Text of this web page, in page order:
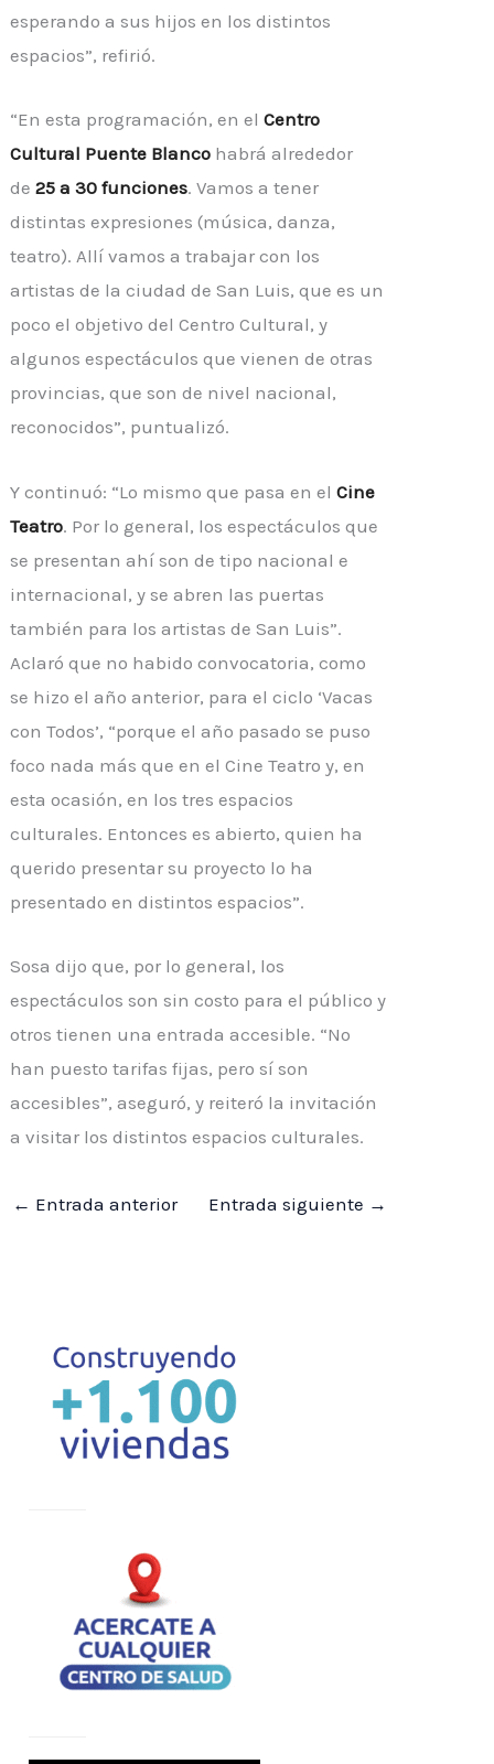
esperando a sus hijos en los distintos
espacios”, refirió.
“En esta programación, en elCentro
Cultural Puente Blanco habrá alrededor
de 25 a 30 funciones. Vamos a tener
distintas expresiones (música, danza,
teatro). Allí vamos a trabajar con los
artistas de la ciudad de San Luis, que es un
poco el objetivo del Centro Cultural, y
algunos espectáculos que vienen de otras
provincias, que son de nivel nacional,
reconocidos”, puntualizó.
Y continuó: “Lo mismo que pasa en elCine
Teatro. Por lo general, los espectáculos que
se presentan ahí son de tipo nacional e
internacional, y se abren las puertas
también para los artistas de San Luis”.
Aclaró que no habido convocatoria, como
se hizo el año anterior, para el ciclo ‘Vacas
con Todos’, “porque el año pasado se puso
foco nada más que en el Cine Teatro y, en
esta ocasión, en los tres espacios
culturales. Entonces es abierto, quien ha
querido presentar su proyecto lo ha
presentado en distintos espacios”.
Sosa dijo que, por lo general, los
espectáculos son sin costo para el público y
otros tienen una entrada accesible. “No
han puesto tarifas fijas, pero sí son
accesibles”, aseguró, y reiteró la invitación
a visitar los distintos espacios culturales.
← Entrada anterior Entrada siguiente →